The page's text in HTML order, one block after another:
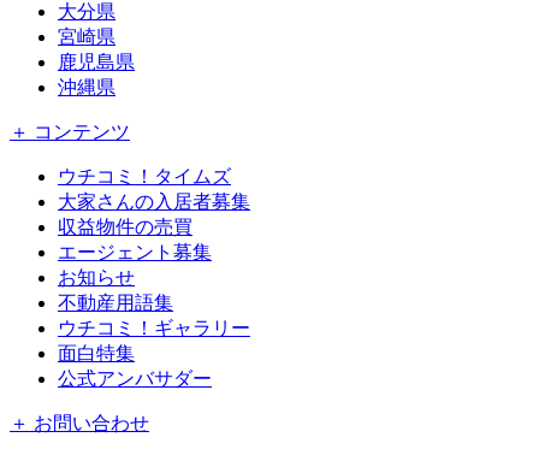
大分県
宮崎県
鹿児島県
沖縄県
＋ コンテンツ
ウチコミ！タイムズ
大家さんの入居者募集
収益物件の売買
エージェント募集
お知らせ
不動産用語集
ウチコミ！ギャラリー
面白特集
公式アンバサダー
＋ お問い合わせ